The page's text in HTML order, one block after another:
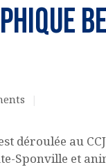
déroulée au
Sponville et